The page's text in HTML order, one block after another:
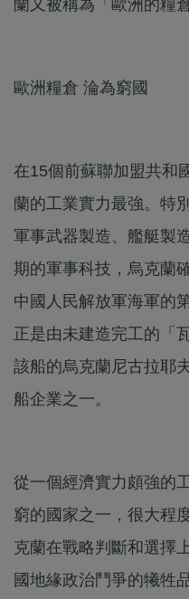
蘭又被稱為「歐洲的糧倉
歐洲糧倉 淪為窮國
在15個前蘇聯加盟共和
蘭的工業實力最強。特
軍事武器製造、艦艇製
期的軍事科技，烏克蘭
中國人民解放軍海軍的
正是由未建造完工的「
該船的烏克蘭尼古拉耶
船企業之一。
從一個經濟實力頗強的
窮的國家之一，很大程
克蘭在戰略判斷和選擇
國地緣政治鬥爭的犧牲品